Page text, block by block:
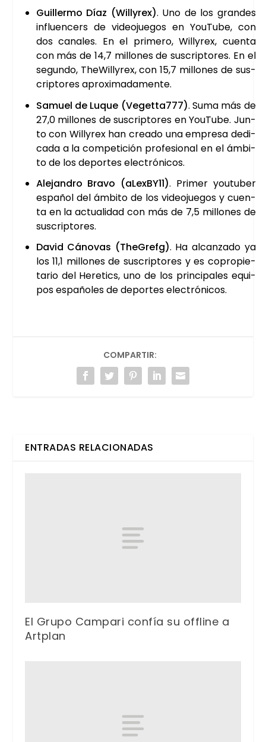
Gui­ller­mo Díaz (Willy­rex). Uno de los gran­des
influen­cers de video­jue­gos en You­Tu­be, con
dos cana­les. En el pri­me­ro, Willy­rex, cuen­ta
con más de 14,7 millo­nes de sus­crip­to­res. En el
segun­do, The­Willy­rex, con 15,7 millo­nes de sus­
crip­to­res apro­xi­ma­da­men­te.
Samuel de Luque (Vegetta777). Suma más de
27,0 millo­nes de sus­crip­to­res en You­Tu­be. Jun­
to con Willy­rex han crea­do una empre­sa dedi­
ca­da a la com­pe­ti­ción pro­fe­sio­nal en el ámbi­
to de los depor­tes elec­tró­ni­cos.
Ale­jan­dro Bra­vo (aLexBY11). Pri­mer you­tu­ber
espa­ñol del ámbi­to de los video­jue­gos y cuen­
ta en la actua­li­dad con más de 7,5 millo­nes de
sus­crip­to­res.
David Cáno­vas (The­Grefg). Ha alcan­za­do ya
los 11,1 millo­nes de sus­crip­to­res y es copro­pie­
ta­rio del Here­tics, uno de los prin­ci­pa­les equi­
pos espa­ño­les de depor­tes elec­tró­ni­cos.
COMPARTIR:
ENTRADAS RELACIONADAS
El Grupo Campari confía su offline a
Artplan